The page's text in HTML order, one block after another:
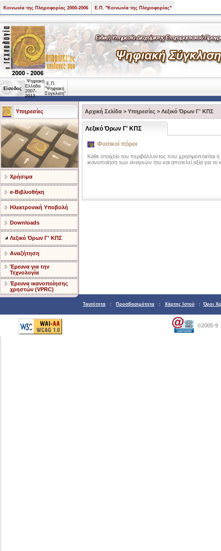
Κοινωνία της Πληροφορίας 2000-2006 Ε.Π. "Κοινωνία της Πληροφορίας"
Είσοδος
Ψηφιακή
Ελλάδα
2007-
2013
Ε.Π.
"Ψηφιακή
Σύγκλιση"
Υπηρεσίες
Χρήσιμα
e-Βιβλιοθήκη
Ηλεκτρονική Υποβολή
Downloads
Λεξικό Όρων Γ' ΚΠΣ
Αναζήτηση
Έρευνα για την
Τεχνολογία
Έρευνα ικανοποίησης
χρηστών (VPRC)
Αρχική Σελίδα > Υπηρεσίες > Λεξικό Όρων Γ' ΚΠΣ
Λεξικό Όρων Γ' ΚΠΣ
Φυσικοί πόροι
Κάθε στοιχείο του περιβάλλοντος που
ικανοποίηση των αναγκών του και αποτελεί αξία για
Ταυτότητα : Προσβασιμότητα : Χάρτης Ιστού : Όροι
©2005-9